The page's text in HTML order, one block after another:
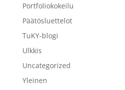
Portfoliokokeilu
Päätösluettelot
TuKY-blogi
Ulkkis
Uncategorized
Yleinen